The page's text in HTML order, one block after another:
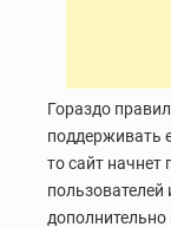
Гораздо
поддерживать
то сайт начнет
пользователей